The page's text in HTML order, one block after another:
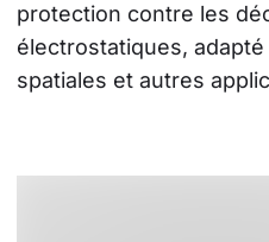
protection contre les
électrostatiques,
spatiales et autres